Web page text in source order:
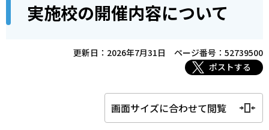
頭
実施校の開催内容について
更新日：2026年7月31日
ページ番号：52739500
ポストする
画面サイズに合わせて閲覧